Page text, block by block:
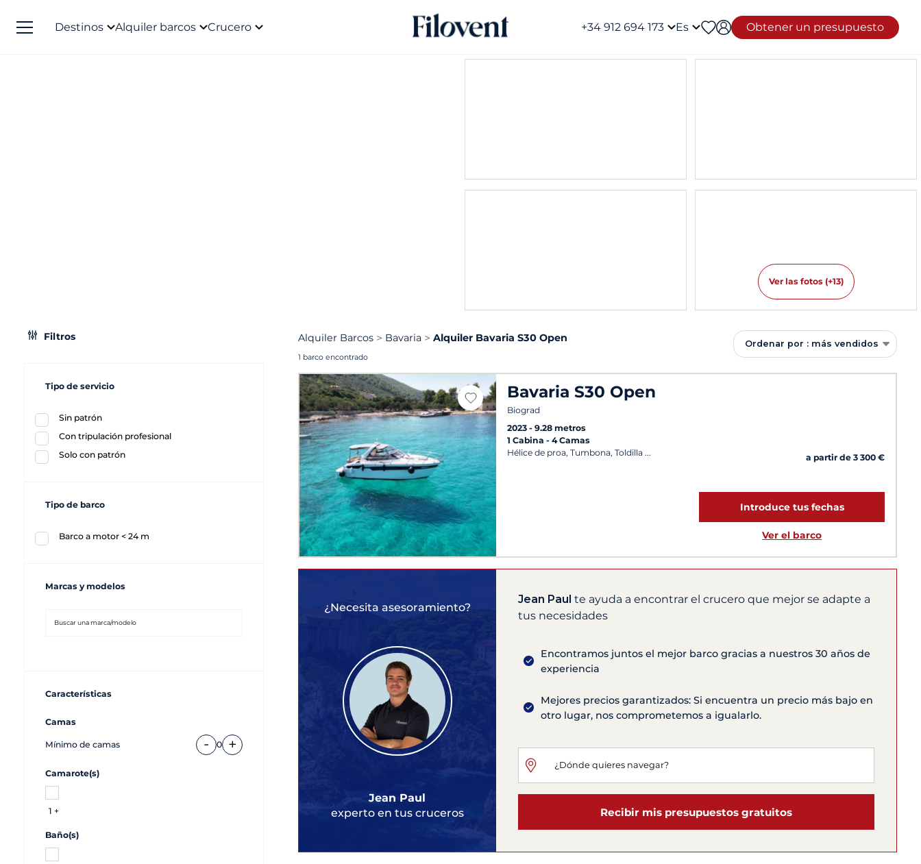
Destinos Alquiler barcos Crucero +34 912 694 173 Es Obtener un presupuesto
Ver las fotos (+13)
Filtros
Tipo de servicio
Sin patrón
Con tripulación profesional
Solo con patrón
Tipo de barco
Barco a motor < 24 m
Marcas y modelos
Características
Camas
Mínimo de camas - 0 +
Camarote(s)
1 +
Baño(s)
Alquiler Barcos Bavaria Alquiler Bavaria S30 Open
1 barco encontrado
Ordenar por : más vendidos
Bavaria S30 Open
Biograd
2023
9.28 metros
1 Cabina 4 Camas
Hélice de proa, Tumbona, Toldilla
a partir de 3 300 €
Introduce tus fechas
Ver el barco
¿Necesita asesoramiento?
Jean Paul
experto en tus cruceros
Jean Paul te ayuda a encontrar el crucero que mejor se adapte a
tus necesidades
Encontramos juntos el mejor barco gracias a nuestros 30 años de
experiencia
Mejores precios garantizados: Si encuentra un precio más bajo en
otro lugar, nos comprometemos a igualarlo.
Recibir mis presupuestos gratuitos